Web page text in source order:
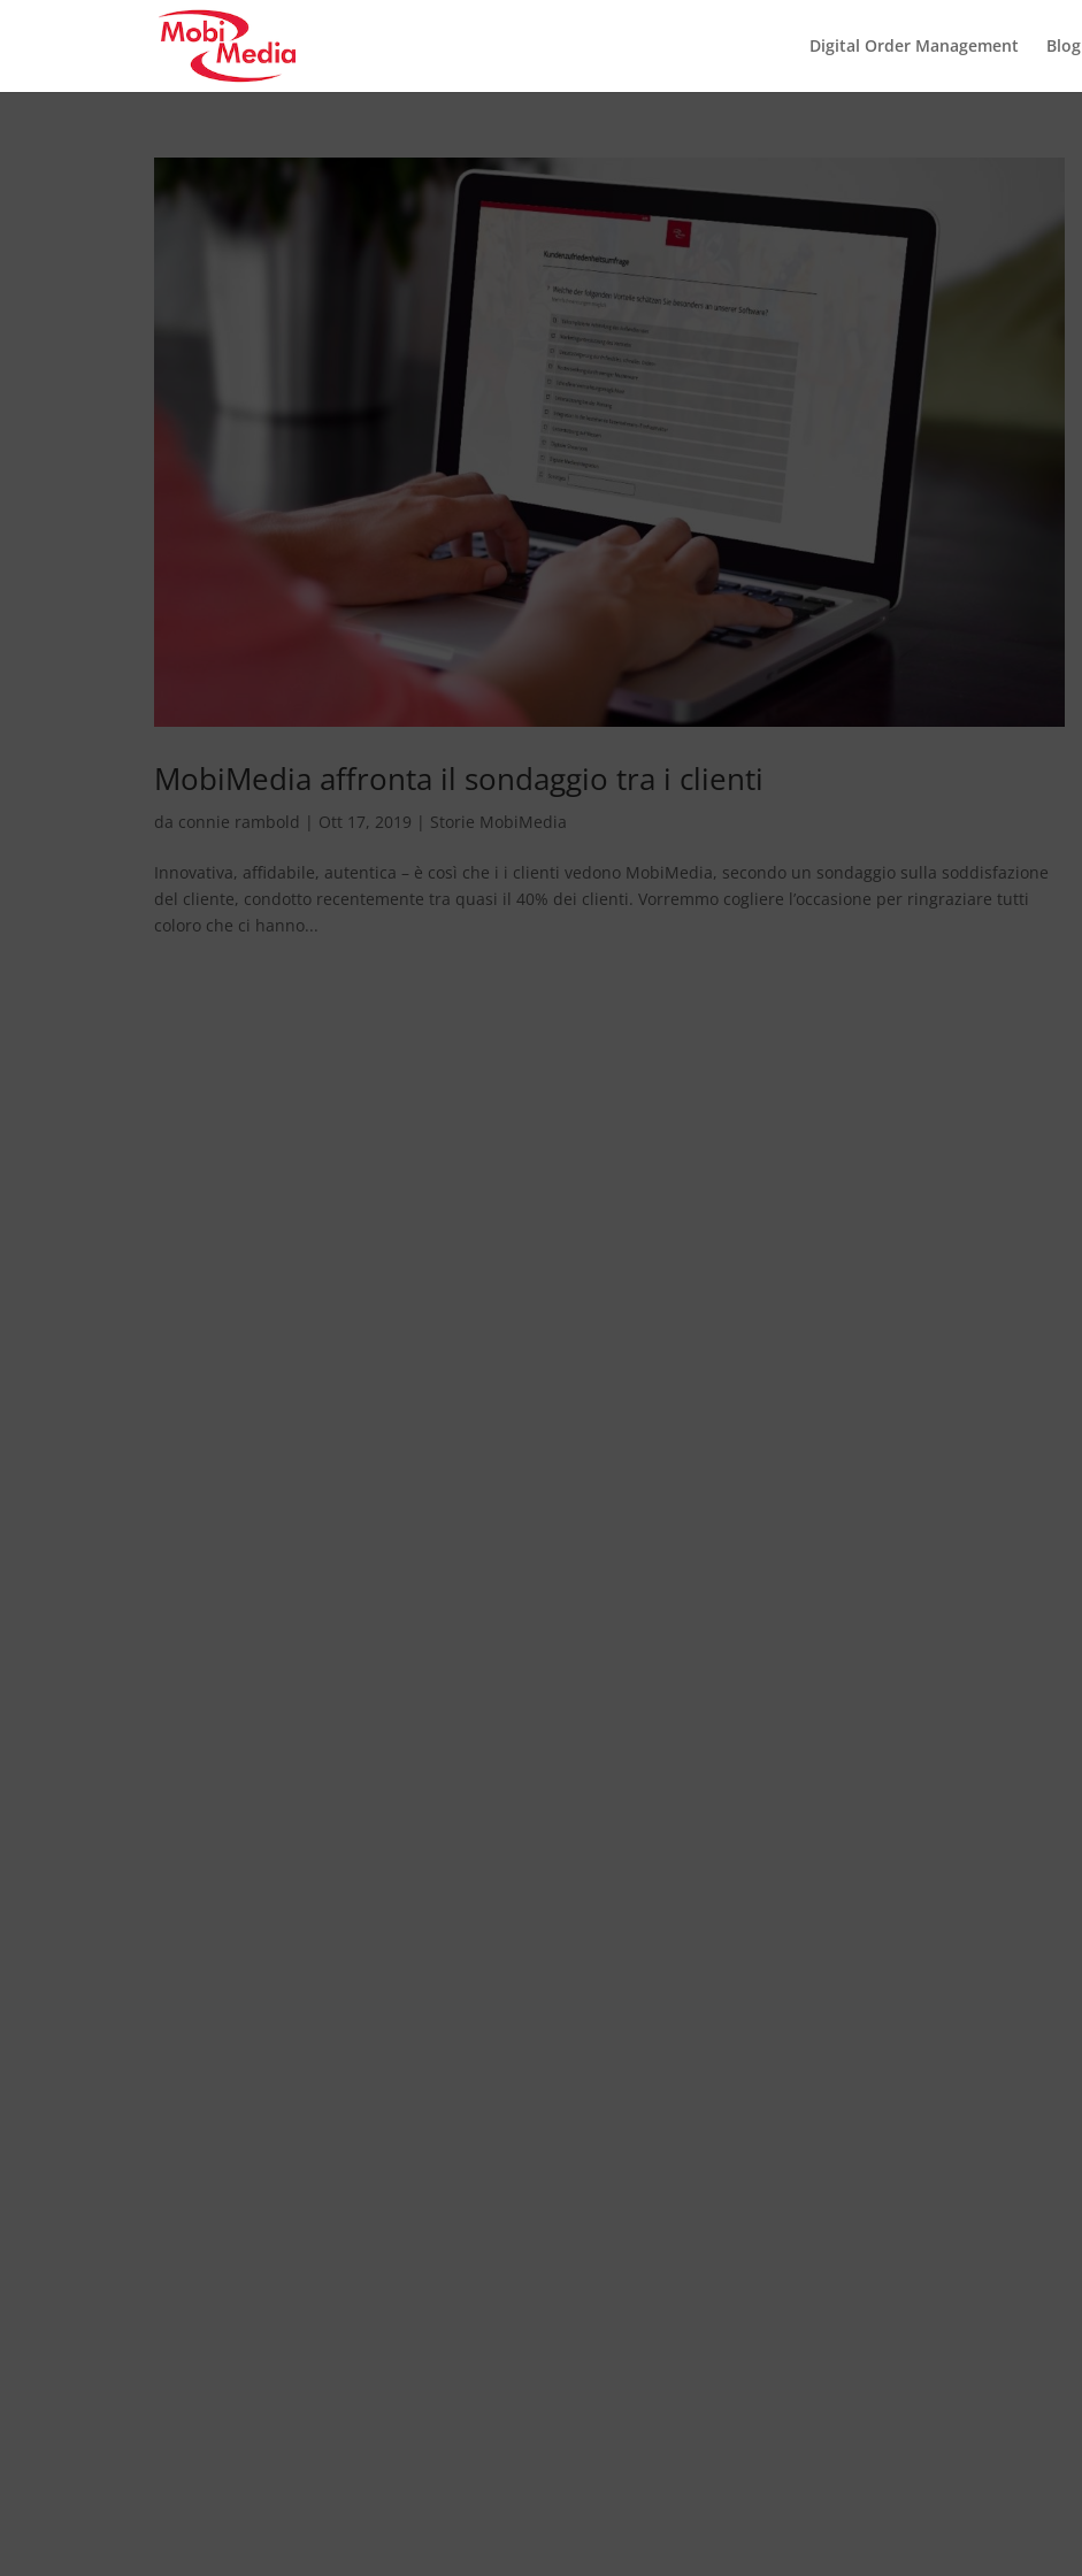
Digital Order Management Blog
MobiMedia affronta il sondaggio tra i clienti
da connie rambold | Ott 17, 2019 | Storie MobiMedia
Innovativa, affidabile, autentica – è così che i i clienti vedono MobiMedia, secondo un sondaggio sulla soddisfazione
del cliente, condotto recentemente tra quasi il 40% dei clienti. Vorremmo cogliere l’occasione per ringraziare tutti
coloro che ci hanno...